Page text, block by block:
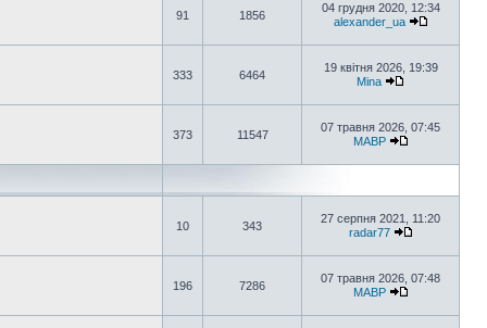
91 1856
04 грудня 2020, 12:34
alexander_ua
333 6464
19 квітня 2026, 19:39
Mina
373 11547
07 травня 2026, 07:45
MABP
10 343
27 серпня 2021, 11:20
radar77
196 7286
07 травня 2026, 07:48
MABP